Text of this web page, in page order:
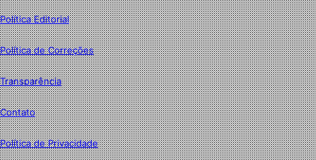
Política Editorial
Política de Correções
Transparência
Contato
Política de Privacidade